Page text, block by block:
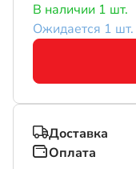
В наличии 1 шт.
Ожидается 1 шт.
Доставка
Оплата